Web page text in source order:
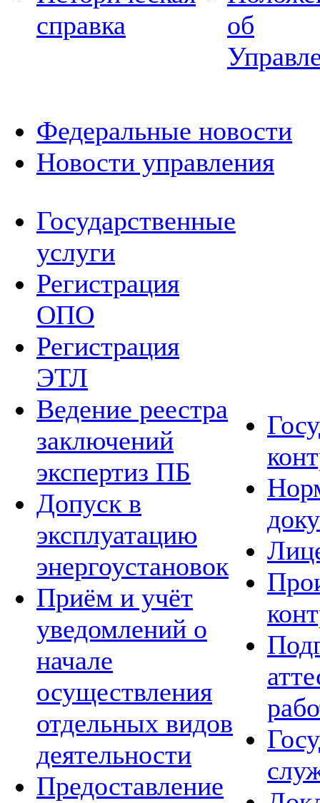
справка
об
Федеральные новости
Новости управления
Государственные
услуги
Регистрация
ОПО
Регистрация
ЭТЛ
Ведение реестра
заключений
экспертиз ПБ
Допуск в
эксплуатацию
энергоустановок
Приём и учёт
уведомлений о
начале
осуществления
отдельных видов
деятельности
Предоставление